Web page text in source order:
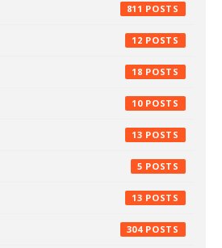
811
12
18
10
13
5
13
304